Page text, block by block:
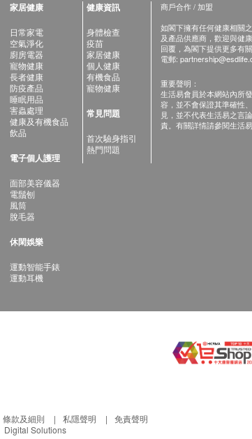
家居健康
日常家電
空氣淨化
廚房電器
寵物健康
長者健康
防疫產品
睡眠用品
害蟲處理
健康及有機食品
飲品
電子個人護理
面部美容儀器
電鬚刨
風筒
脫毛器
休閑娛樂
運動智能手錶
運動耳機
健康資訊
身體檢查
疫苗
家居健康
個人健康
有機食品
寵物健康
常見問題
首次驗身指引
熱門問題
商戶合作 / 加盟
如閣下擁有任何健康相關
及產品供應商，歡迎與健
回覆，為閣下提供更多有關
電郵:
重要聲明：
生活易會員於本網站內所
容，並不會保證其準確性
見，並不代表生活易之言
責。有關詳情請參閱生活易
條款及細則 私隱聲明
免責聲明
Digital Solutions